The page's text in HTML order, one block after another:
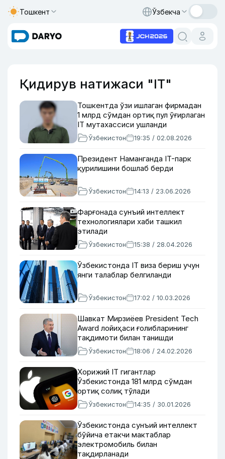
Тошкент Ўзбекча
Қидирув натижаси "IT"
Тошкентда ўзи ишлаган фирмадан
1 млрд сўмдан ортиқ пул ўғирлаган
IT мутахассиси ушланди
Ўзбекистон 19:35 / 02.08.2026
Президент Наманганда IT-парк
қурилишини бошлаб берди
Ўзбекистон 14:13 / 23.06.2026
Фарғонада сунъий интеллект
технологиялари хаби ташкил
этилади
Ўзбекистон 15:38 / 28.04.2026
Ўзбекистонда IT виза бериш учун
янги талаблар белгиланди
Ўзбекистон 17:02 / 10.03.2026
Шавкат Мирзиёев President Tech
Award лойиҳаси ғолибларининг
тақдимоти билан танишди
Ўзбекистон 18:06 / 24.02.2026
Хорижий IT гигантлар
Ўзбекистонда 181 млрд сўмдан
ортиқ солиқ тўлади
Ўзбекистон 14:35 / 30.01.2026
Ўзбекистонда сунъий интеллект
бўйича етакчи мактаблар
электромобиль билан
тақдирланади